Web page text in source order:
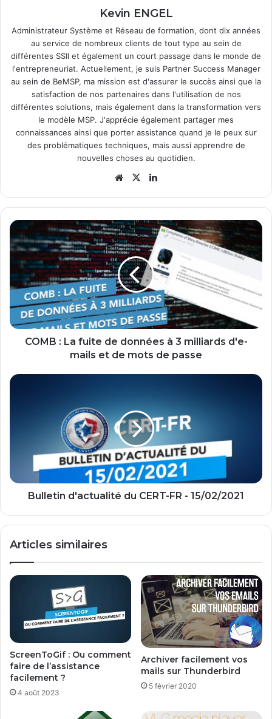
Kevin ENGEL
Administrateur Système et Réseau de formation, dont dix années
au service de nombreux clients de tout type au sein de
différentes SSII et également un court passage dans le monde de
l'entrepreneuriat. Actuellement, je suis Partner Success Manager
au sein de BeMSP, ma mission est d'assurer le succès ainsi que la
satisfaction de nos partenaires dans l'utilisation de nos
différentes solutions, mais également dans la transformation vers
le modèle MSP. J'apprécie également partager mes
connaissances ainsi que porter assistance quand je le peux sur
des problématiques techniques, mais aussi apprendre de
nouvelles choses au quotidien.
Website
X
COMB
:
La
fuite
de
données
milliards
de
COMB : La fuite de données à 3 milliards d'e-
mails et de mots de passe
Bulletin
15/02/2021
Bulletin d'actualité du CERT-FR - 15/02/2021
Articles similaires
ScreenToGif : Ou comment
faire de l’assistance
facilement ?
4 août 2023
Archiver facilement vos
mails sur Thunderbird
5 février 2020